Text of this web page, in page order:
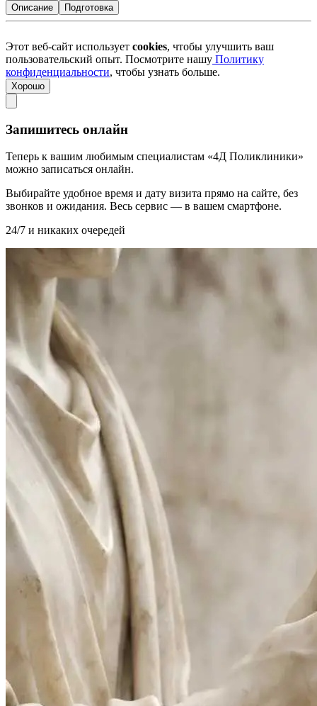
Описание Подготовка
Этот веб-сайт использует cookies, чтобы улучшить ваш
пользовательский опыт. Посмотрите нашу Политику
конфиденциальности, чтобы узнать больше.
Хорошо
Запишитесь онлайн
Теперь к вашим любимым специалистам «4Д Поликлиники»
можно записаться онлайн.
Выбирайте удобное время и дату визита прямо на сайте, без
звонков и ожидания. Весь сервис — в вашем смартфоне.
24/7 и никаких очередей